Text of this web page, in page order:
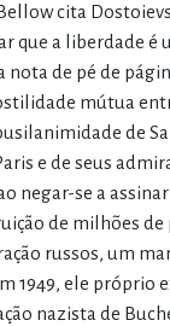
cita
que a liberdade é
nota de pé de
mútua
de
e de seus
negar-se a
de milhões
russos, um
1949, ele próprio
nazista de